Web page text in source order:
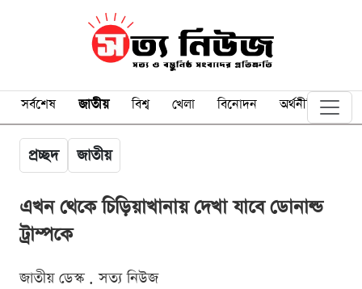
সর্বশেষ জাতীয় বিশ্ব খেলা বিনোদন অর্থনীতি
প্রচ্ছদ জাতীয়
এখন থেকে চিড়িয়াখানায় দেখা যাবে ডোনাল্ড
ট্রাম্পকে
জাতীয় ডেস্ক . সত্য নিউজ